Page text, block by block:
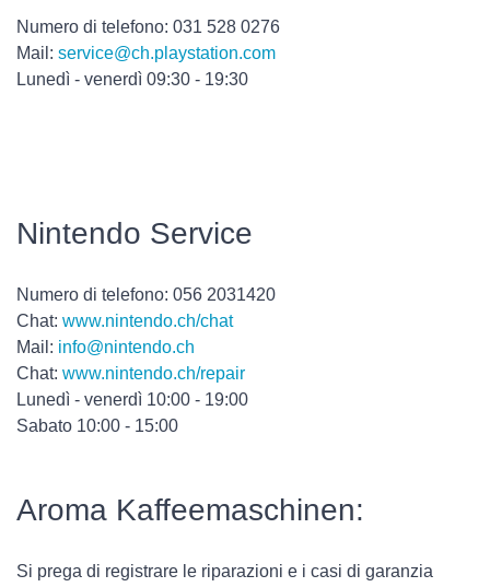
Numero di telefono: 031 528 0276
Mail: service@ch.playstation.com
Lunedì - venerdì 09:30 - 19:30
Nintendo Service
Numero di telefono: 056 2031420
Chat: www.nintendo.ch/chat
Mail: info@nintendo.ch
Chat: www.nintendo.ch/repair
Lunedì - venerdì 10:00 - 19:00
Sabato 10:00 - 15:00
Aroma Kaffeemaschinen:
Si prega di registrare le riparazioni e i casi di garanzia